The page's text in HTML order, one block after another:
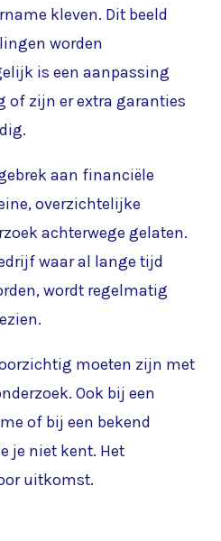
kleven. Dit beeld
worden
is een aanpassing
of zijn er extra garanties
aan financiële
overzichtelijke
achterwege gelaten.
waar al lange tijd
wordt regelmatig
moeten zijn met
Ook bij een
of bij een bekend
je niet kent. Het
uitkomst.